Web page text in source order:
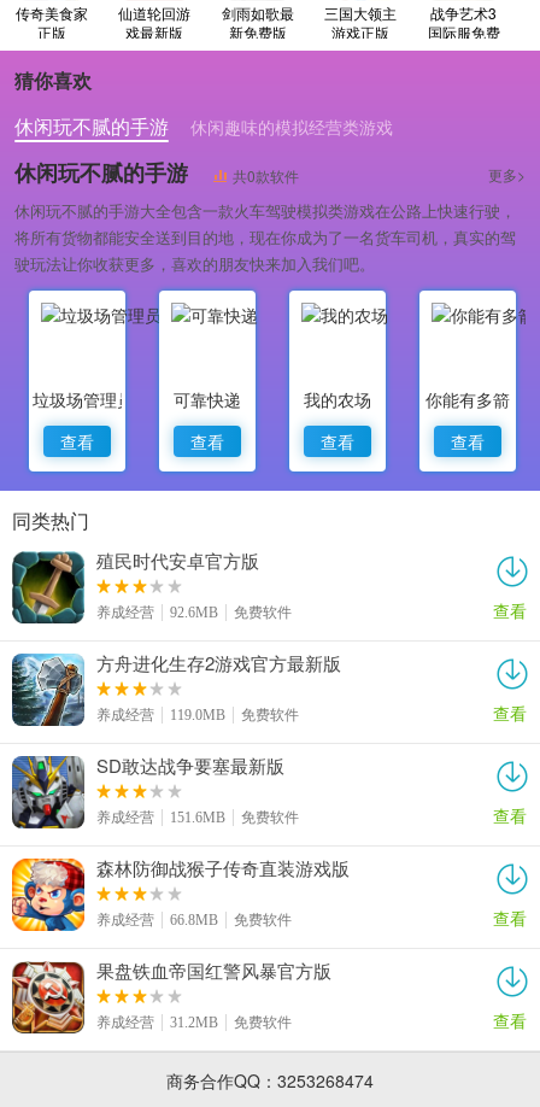
传奇美食家
正版
仙道轮回游
戏最新版
剑雨如歌最
新免费版
三国大领主
游戏正版
战争艺术3
国际服免费
原版
猜你喜欢
休闲玩不腻的手游
休闲趣味的模拟经营类游戏
休闲解压闯关小游戏
休闲玩不腻的手游 共0款软件 更多>
休闲玩不腻的手游大全包含一款火车驾驶模拟类游戏在公路上快速行驶，
将所有货物都能安全送到目的地，现在你成为了一名货车司机，真实的驾
驶玩法让你收获更多，喜欢的朋友快来加入我们吧。
垃圾场管理员
查看
可靠快递
查看
我的农场
查看
你能有多箭
查看
同类热门
殖民时代安卓官方版
养成经营 92.6MB 免费软件 查看
方舟进化生存2游戏官方最新版
养成经营 119.0MB 免费软件 查看
SD敢达战争要塞最新版
养成经营 151.6MB 免费软件 查看
森林防御战猴子传奇直装游戏版
养成经营 66.8MB 免费软件 查看
果盘铁血帝国红警风暴官方版
养成经营 31.2MB 免费软件 查看
商务合作QQ：3253268474